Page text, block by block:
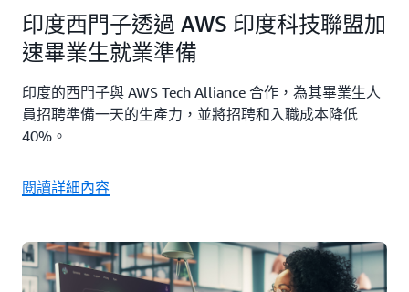
印度西門子透過 AWS 印度科技聯盟加
速畢業生就業準備
印度的西門子與 AWS Tech Alliance 合作，為其畢業生人
員招聘準備一天的生產力，並將招聘和入職成本降低
40%。
閱讀詳細內容